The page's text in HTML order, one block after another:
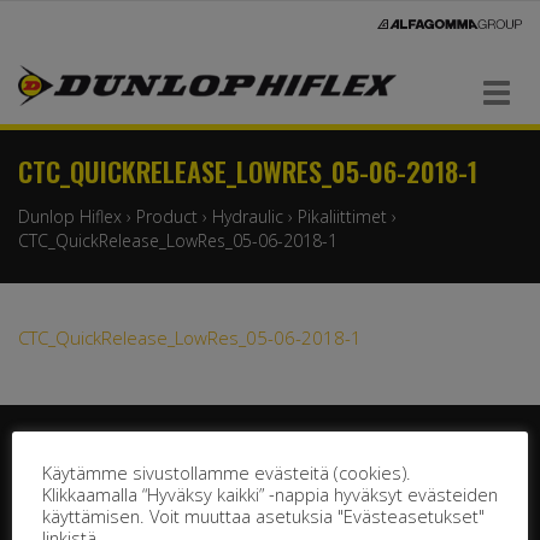
Navigaatio
CTC_QUICKRELEASE_LOWRES_05-06-2018-1
Dunlop Hiflex › Product › Hydraulic › Pikaliittimet ›
CTC_QuickRelease_LowRes_05-06-2018-1
CTC_QuickRelease_LowRes_05-06-2018-1
Käytämme sivustollamme evästeitä (cookies).
Klikkaamalla “Hyväksy kaikki” -nappia hyväksyt evästeiden
käyttämisen. Voit muuttaa asetuksia "Evästeasetukset"